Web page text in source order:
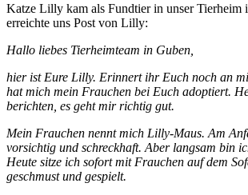
Katze Lilly kam als Fundtier in unser Tierheim
erreichte uns Post von Lilly:
Hallo liebes Tierheimteam in Guben,
hier ist Eure Lilly. Erinnert ihr Euch noch an
hat mich mein Frauchen bei Euch adoptiert.
berichten, es geht mir richtig gut.
Mein Frauchen nennt mich Lilly-Maus. Am
vorsichtig und schreckhaft. Aber langsam bin
Heute sitze ich sofort mit Frauchen auf dem
geschmust und gespielt.